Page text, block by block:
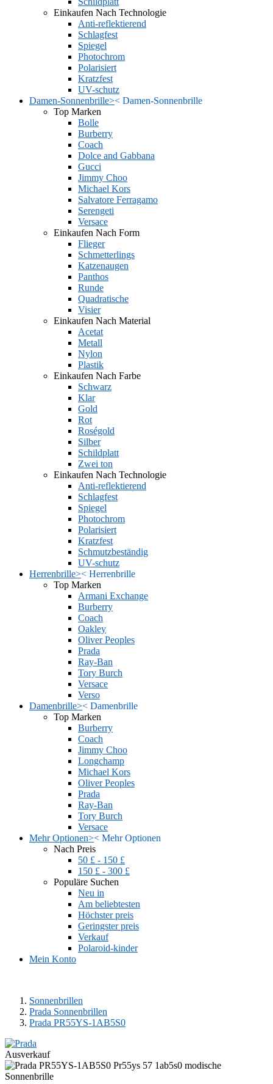
Einkaufen Nach Technologie
Anti-reflektierend
Schlagfest
Spiegel
Photochrom
Polarisiert
Kratzfest
UV-schutz
Damen-Sonnenbrille>< Damen-Sonnenbrille
Top Marken
Bolle
Burberry
Coach
Dolce and Gabbana
Gucci
Jimmy Choo
Michael Kors
Salvatore Ferragamo
Serengeti
Versace
Einkaufen Nach Form
Flieger
Schmetterlings
Katzenaugen
Panthos
Runde
Quadratische
Visier
Einkaufen Nach Material
Acetat
Metall
Nylon
Plastik
Einkaufen Nach Farbe
Schwarz
Klar
Gold
Rot
Roségold
Silber
Schildplatt
Zwei ton
Einkaufen Nach Technologie
Anti-reflektierend
Schlagfest
Spiegel
Photochrom
Polarisiert
Kratzfest
Schmutzbeständig
UV-schutz
Herrenbrille>< Herrenbrille
Top Marken
Armani Exchange
Burberry
Coach
Oakley
Oliver Peoples
Prada
Ray-Ban
Tory Burch
Versace
Verso
Damenbrille>< Damenbrille
Top Marken
Burberry
Coach
Jimmy Choo
Longchamp
Michael Kors
Oliver Peoples
Prada
Ray-Ban
Tory Burch
Versace
Mehr Optionen>< Mehr Optionen
Nach Preis
50 £ - 150 £
150 £ - 300 £
Populäre Suchen
Neu in
Am beliebtesten
Höchster preis
Geringster preis
Verkauf
Polaroid-kinder
Mein Konto
Sonnenbrillen
Prada Sonnenbrillen
Prada PR55YS-1AB5S0
Ausverkauf